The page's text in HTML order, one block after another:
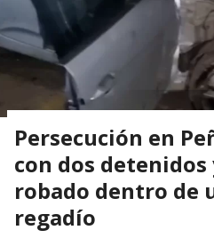
Persecución en
con dos
robado dentro de
regadío